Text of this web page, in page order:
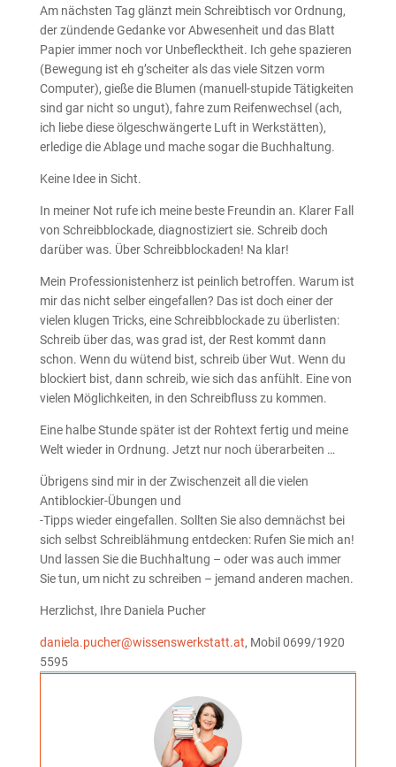
Am nächsten Tag glänzt mein Schreibtisch vor Ordnung,
der zündende Gedanke vor Abwesenheit und das Blatt
Papier immer noch vor Unbeflecktheit. Ich gehe spazieren
(Bewegung ist eh g’scheiter als das viele Sitzen vorm
Computer), gieße die Blumen (manuell-stupide Tätigkeiten
sind gar nicht so ungut), fahre zum Reifenwechsel (ach,
ich liebe diese ölgeschwängerte Luft in Werkstätten),
erledige die Ablage und mache sogar die Buchhaltung.
Keine Idee in Sicht.
In meiner Not rufe ich meine beste Freundin an. Klarer Fall
von Schreibblockade, diagnostiziert sie. Schreib doch
darüber was. Über Schreibblockaden! Na klar!
Mein Professionistenherz ist peinlich betroffen. Warum ist
mir das nicht selber eingefallen? Das ist doch einer der
vielen klugen Tricks, eine Schreibblockade zu überlisten:
Schreib über das, was grad ist, der Rest kommt dann
schon. Wenn du wütend bist, schreib über Wut. Wenn du
blockiert bist, dann schreib, wie sich das anfühlt. Eine von
vielen Möglichkeiten, in den Schreibfluss zu kommen.
Eine halbe Stunde später ist der Rohtext fertig und meine
Welt wieder in Ordnung. Jetzt nur noch überarbeiten …
Übrigens sind mir in der Zwischenzeit all die vielen
Antiblockier-Übungen und
-Tipps wieder eingefallen. Sollten Sie also demnächst bei
sich selbst Schreiblähmung entdecken: Rufen Sie mich an!
Und lassen Sie die Buchhaltung – oder was auch immer
Sie tun, um nicht zu schreiben – jemand anderen machen.
Herzlichst, Ihre Daniela Pucher
daniela.pucher@wissenswerkstatt.at, Mobil 0699/1920
5595